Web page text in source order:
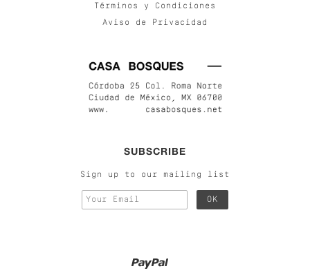
Términos y Condiciones
Aviso de Privacidad
SUBSCRIBE
Sign up to our mailing list